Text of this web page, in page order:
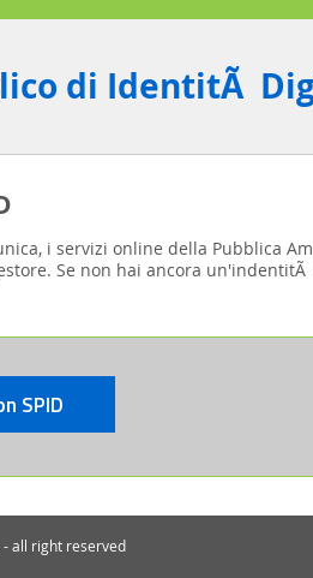
di IdentitÃ
i servizi online della Pubblica
Se non hai ancora
SPID
all right reserved